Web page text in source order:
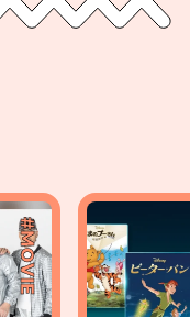
#MOVIE